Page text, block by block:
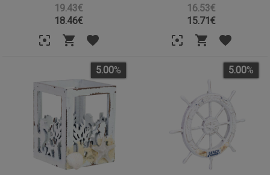
19.43€
18.46€
16.53€
15.71€
5.00% 5.00%